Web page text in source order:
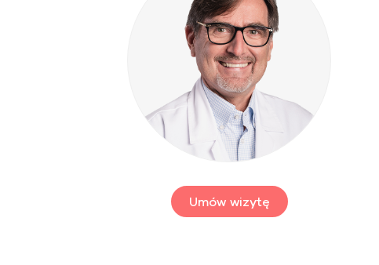
Umów wizytę